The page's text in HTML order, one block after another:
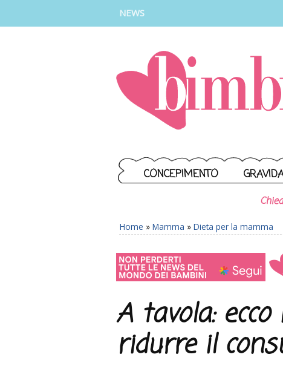
NEWS
CONCEPIMENTO
Home » Mamma » Dieta per la mamma
A tavola:
ridurre il